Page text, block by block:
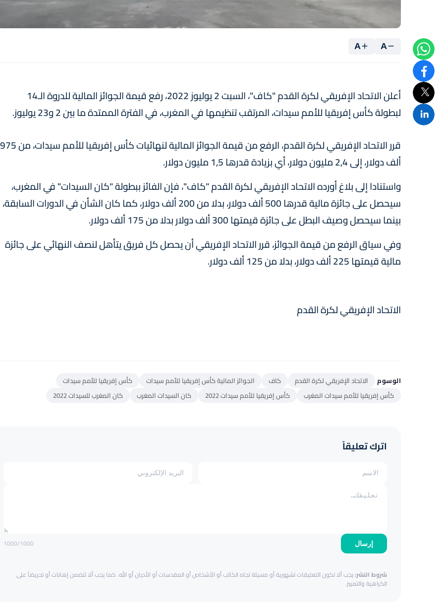
A
A
أعلن الاتحاد الإفريقي لكرة القدم "كاف"، السبت 2 يوليوز 2022، رفع قيمة الجوائز المالية للدروة الـ14
لبطولة كأس إفريقيا للأمم سيدات، المرتقب تنظيمها في المغرب، في الفترة الممتدة ما بين 2 و23 يوليوز.
قرر الاتحاد الإفريقي لكرة القدم، الرفع من قيمة الجوائز المالية لنهائيات كأس إفريقيا للأمم سيدات، من 975
ألف دولار، إلى 2,4 مليون دولار، أي بزيادة قدرها 1,5 مليون دولار.
واستنادا إلى بلاغ أورده الاتحاد الإفريقي لكرة القدم "كاف"، فإن الفائز ببطولة "كان السيدات" في المغرب،
سيحصل على جائزة مالية قدرها 500 ألف دولار، بدلا من 200 ألف دولار، كما كان الشأن في الدورات السابقة،
بينما سيحصل وصيف البطل على جائزة قيمتها 300 ألف دولار بدلا من 175 ألف دولار.
وفي سياق الرفع من قيمة الجوائز، قرر الاتحاد الإفريقي أن يحصل كل فريق يتأهل لنصف النهائي على جائزة
مالية قيمتها 225 ألف دولار، بدلا من 125 ألف دولار.
الاتحاد الإفريقي لكرة القدم
الوسوم الاتحاد الإفريقي لكرة القدم كاف الجوائز المالية كأس إفريقيا للأمم سيدات
كأس إفريقيا للأمم سيدات
كأس إفريقيا للأمم سيدات المغرب
كأس إفريقيا للأمم سيدات 2022 كان السيدات المغرب كان المغرب للسيدات 2022
اترك تعليقاً
إرسال 1000/1000
شروط النشر:يجب ألا تكون التعليقات تشهيرية أو مسيئة تجاه الكاتب أو الأشخاص أو المقدسات أو الأديان أو الله. كما يجب ألا تتضمن إهانات أو تحريضاً على
الكراهية والتمييز.